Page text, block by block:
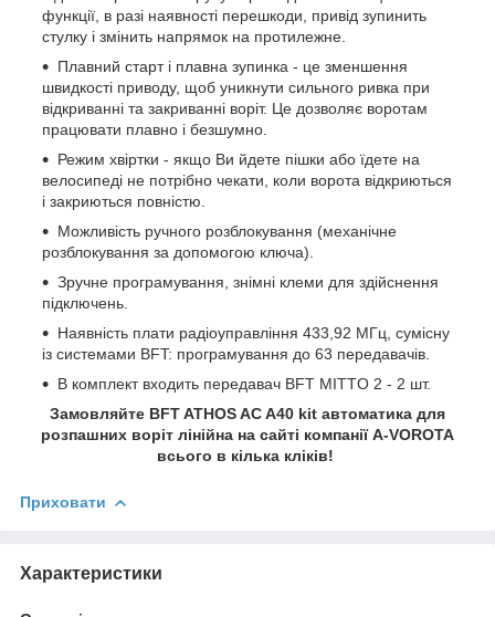
функції, в разі наявності перешкоди, привід зупинить
стулку і змінить напрямок на протилежне.
Плавний старт і плавна зупинка - це зменшення
швидкості приводу, щоб уникнути сильного ривка при
відкриванні та закриванні воріт. Це дозволяє воротам
працювати плавно і безшумно.
Режим хвіртки - якщо Ви йдете пішки або їдете на
велосипеді не потрібно чекати, коли ворота відкриються
і закриються повністю.
Можливість ручного розблокування (механічне
розблокування за допомогою ключа).
Зручне програмування, знімні клеми для здійснення
підключень.
Наявність плати радіоуправління 433,92 МГц, сумісну
із системами BFT: програмування до 63 передавачів.
В комплект входить передавач BFT MITTO 2 - 2 шт.
Замовляйте BFT ATHOS AC A40 kit автоматика для
розпашних воріт лінійна на сайті компанії A-VOROTA
всього в кілька кліків!
Приховати
Характеристики